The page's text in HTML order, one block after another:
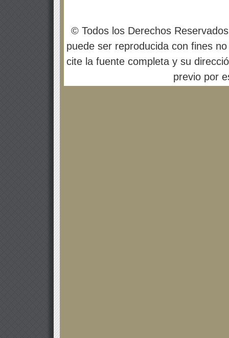
© Todos los Derechos
puede ser reproducida con fines
cite la fuente completa y su
previo por